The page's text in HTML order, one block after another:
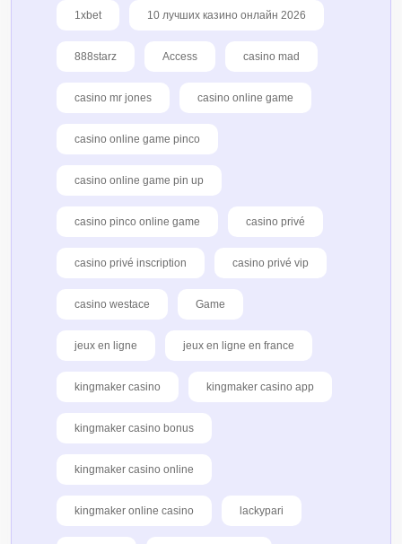
1xbet 10 лучших казино онлайн 2026
888starz Access casino mad
casino mr jones casino online game
casino online game pinco
casino online game pin up
casino pinco online game casino privé
casino privé inscription casino privé vip
casino westace Game
jeux en ligne jeux en ligne en france
kingmaker casino kingmaker casino app
kingmaker casino bonus
kingmaker casino online
kingmaker online casino lackypari